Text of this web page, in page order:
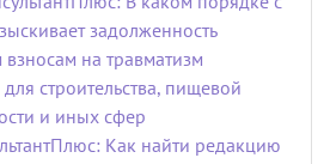
задолженность
на травматизм
строительства, пищевой
и иных сфер
Как найти редакцию